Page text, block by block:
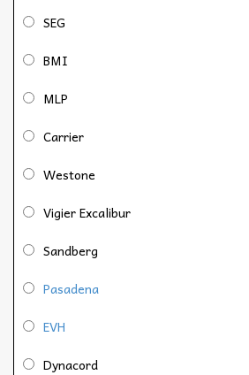
SEG
BMI
MLP
Carrier
Westone
Vigier Excalibur
Sandberg
Pasadena
EVH
Dynacord